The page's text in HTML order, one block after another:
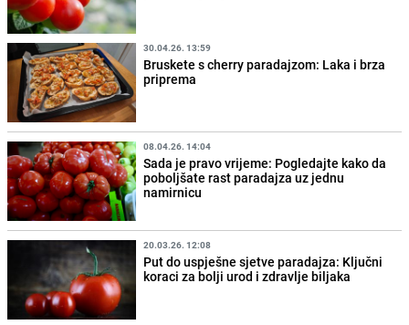
30.04.26. 13:59
Bruskete s cherry paradajzom: Laka i brza
priprema
08.04.26. 14:04
Sada je pravo vrijeme: Pogledajte kako da
poboljšate rast paradajza uz jednu
namirnicu
20.03.26. 12:08
Put do uspješne sjetve paradajza: Ključni
koraci za bolji urod i zdravlje biljaka